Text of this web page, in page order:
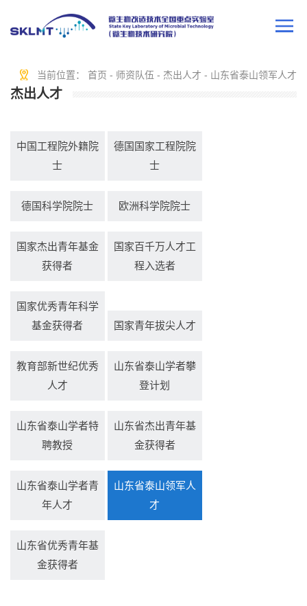
当前位置： 首页 - 师资队伍 - 杰出人才 - 山东省泰山领军人才
杰出人才
中国工程院外籍院
士
德国国家工程院院
士
德国科学院院士 欧洲科学院院士
国家杰出青年基金
获得者
国家百千万人才工
程入选者
国家优秀青年科学
基金获得者
国家青年拔尖人才
教育部新世纪优秀
人才
山东省泰山学者攀
登计划
山东省泰山学者特
聘教授
山东省杰出青年基
金获得者
山东省泰山学者青
年人才
山东省泰山领军人
才
山东省优秀青年基
金获得者